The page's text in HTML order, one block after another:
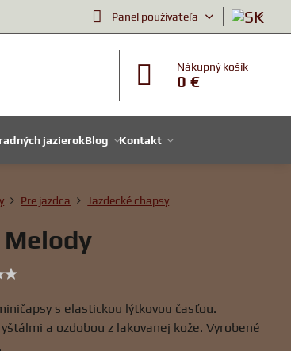
Panel používateľa
Nákupný košík
0 €
jazierokBlog Kontakt
Pre jazdca Jazdecké chapsy
s elastickou lýtkovou časťou.
a ozdobou z lakovanej kože. Vyrobené